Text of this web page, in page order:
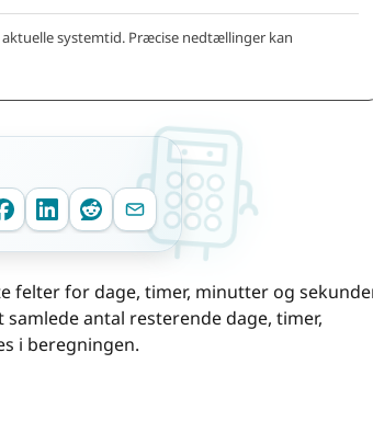
systemtid. Præcise nedtællinger kan
felter for dage, timer, minutter og
antal resterende dage, timer,
i beregningen.